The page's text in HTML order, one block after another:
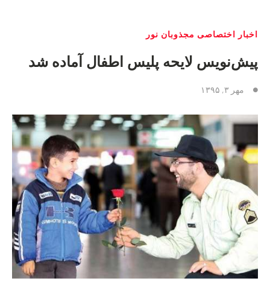
اخبار اختصاصی مجذوبان نور
پیش‌نویس لایحه پلیس اطفال آماده شد
مهر ۳, ۱۳۹۵